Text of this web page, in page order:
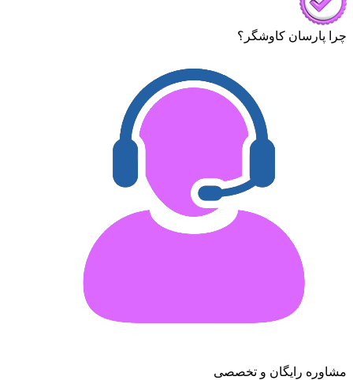
چرا پارسان کاوشگر؟
مشاوره رایگان و تخصصی